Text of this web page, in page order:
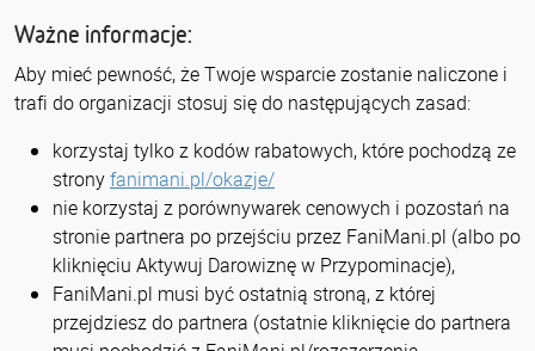
Ważne informacje:
Aby mieć pewność, że Twoje wsparcie zostanie naliczone i
trafi do organizacji stosuj się do następujących zasad:
korzystaj tylko z kodów rabatowych, które pochodzą ze
stronyfanimani.pl/okazje/
nie korzystaj z porównywarek cenowych i pozostań na
stronie partnera po przejściu przez FaniMani.pl (albo po
kliknięciu Aktywuj Darowiznę w Przypominacje),
FaniMani.pl musi być ostatnią stroną, z której
przejdziesz do partnera (ostatnie kliknięcie do partnera